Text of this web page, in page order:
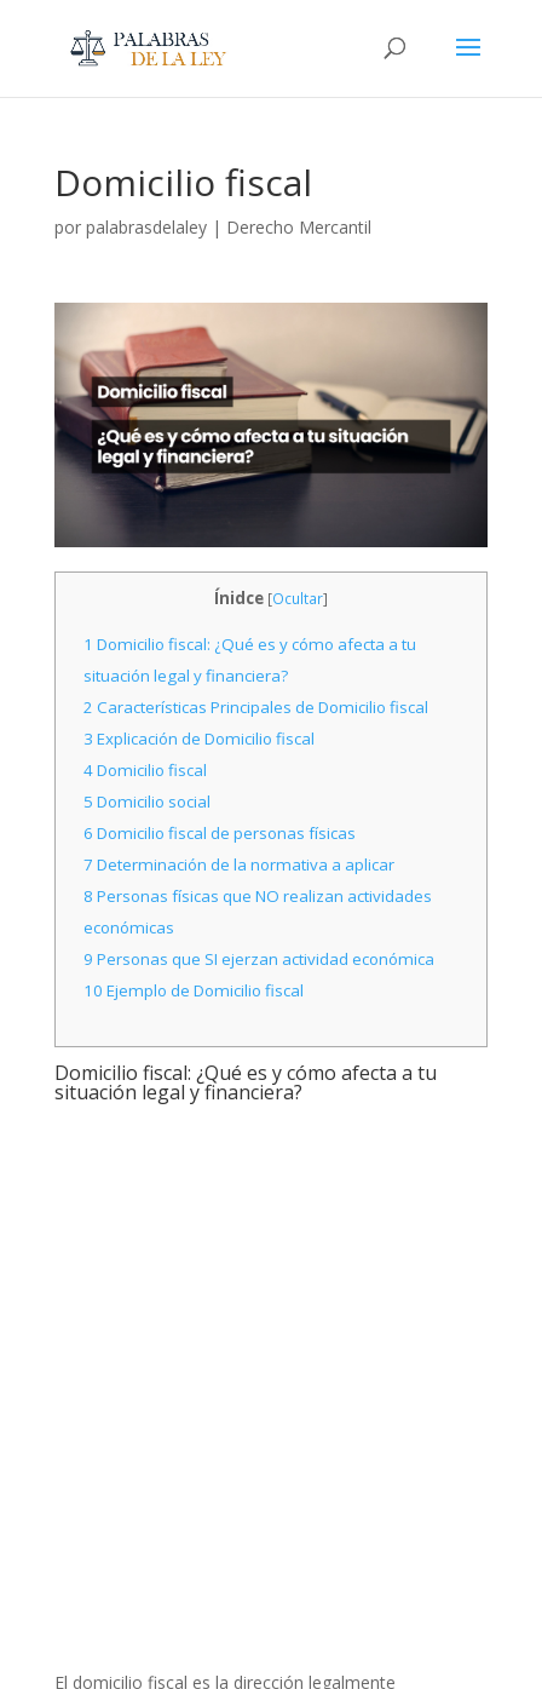
Domicilio fiscal
por palabrasdelaley| Derecho Mercantil
Ínidce [Ocultar]
1 Domicilio fiscal: ¿Qué es y cómo afecta a tu
situación legal y financiera?
2 Características Principales de Domicilio fiscal
3 Explicación de Domicilio fiscal
4Domicilio fiscal
5 Domicilio social
6 Domicilio fiscal de personas físicas
7 Determinación de la normativa a aplicar
8 Personas físicas que NO realizan actividades
económicas
9 Personas que SI ejerzan actividad económica
10 Ejemplo de Domicilio fiscal
Domicilio fiscal: ¿Qué es y cómo afecta a tu
situación legal y financiera?
El domicilio fiscal es la dirección legalmente